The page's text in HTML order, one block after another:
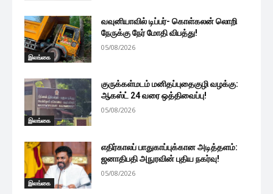
இலங்கை
வவுனியாவில் டிப்பர்- கொள்கலன் லொறி
நேருக்கு நேர் மோதி விபத்து!
05/08/2026
இலங்கை
குருக்கள்மடம் மனிதப்புதைகுழி வழக்கு:
ஆகஸ்ட் 24 வரை ஒத்திவைப்பு!
05/08/2026
இலங்கை
எதிர்காலப் பாதுகாப்புக்கான அடித்தளம்:
ஜனாதிபதி அநுரவின் புதிய நகர்வு!
05/08/2026